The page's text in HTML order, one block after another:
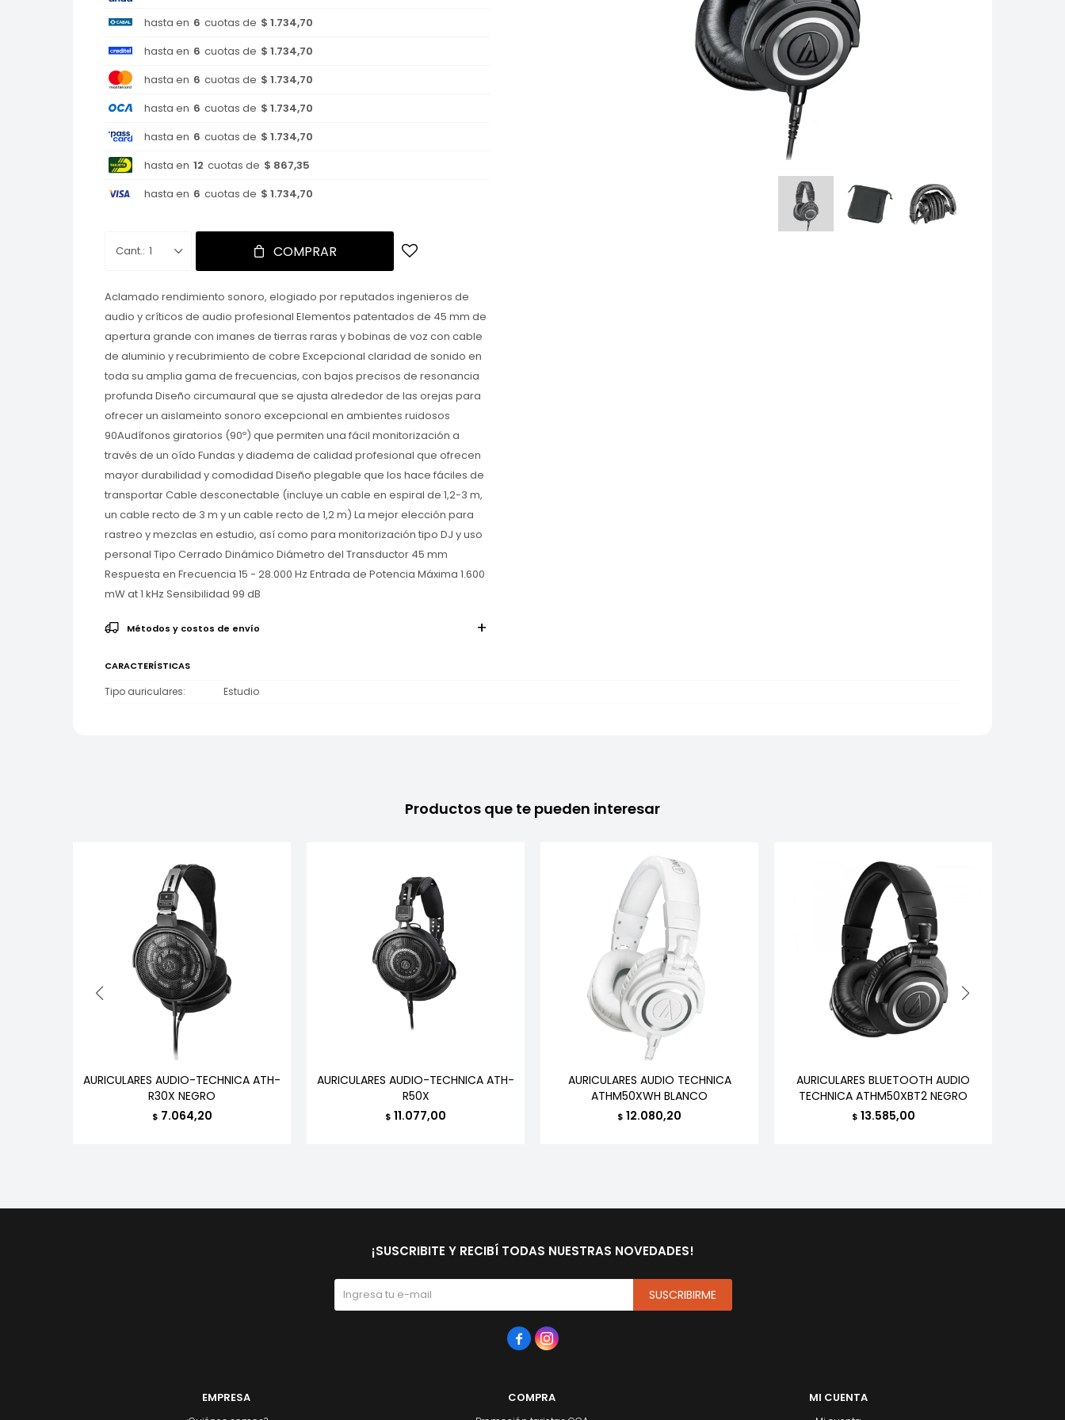
hasta en 6 cuotas de $ 1.734,70
hasta en 6 cuotas de $ 1.734,70
hasta en 6 cuotas de $ 1.734,70
hasta en 6 cuotas de $ 1.734,70
hasta en 6 cuotas de $ 1.734,70
hasta en 12 cuotas de $ 867,35
hasta en 6 cuotas de $ 1.734,70
1 COMPRAR
Aclamado rendimiento sonoro, elogiado por reputados ingenieros de
audio y críticos de audio profesional Elementos patentados de 45 mm de
apertura grande con imanes de tierras raras y bobinas de voz con cable
de aluminio y recubrimiento de cobre Excepcional claridad de sonido en
toda su amplia gama de frecuencias, con bajos precisos de resonancia
profunda Diseño circumaural que se ajusta alrededor de las orejas para
ofrecer un aislameinto sonoro excepcional en ambientes ruidosos
90Audífonos giratorios (90º) que permiten una fácil monitorización a
través de un oído Fundas y diadema de calidad profesional que ofrecen
mayor durabilidad y comodidad Diseño plegable que los hace fáciles de
transportar Cable desconectable (incluye un cable en espiral de 1,2-3 m,
un cable recto de 3 m y un cable recto de 1,2 m) La mejor elección para
rastreo y mezclas en estudio, así como para monitorización tipo DJ y uso
personal Tipo Cerrado Dinámico Diámetro del Transductor 45 mm
Respuesta en Frecuencia 15 - 28.000 Hz Entrada de Potencia Máxima 1.600
mW at 1 kHz Sensibilidad 99 dB
Métodos y costos de envío
CARACTERÍSTICAS
Tipo auriculares Estudio
Productos que te pueden interesar
AURICULARES AUDIO-TECHNICA ATH-
R30X NEGRO
$ 7.064,20
AURICULARES AUDIO-TECHNICA ATH-
R50X
$ 11.077,00
AURICULARES AUDIO TECHNICA
ATHM50XWH BLANCO
$ 12.080,20
AURICULARES BLUETOOTH AUDIO
TECHNICA ATHM50XBT2 NEGRO
$ 13.585,00
EMPRESA COMPRA MI CUENTA
¡SUSCRIBITE Y RECIBÍ TODAS NUESTRAS NOVEDADES!
SUSCRIBIRME
 